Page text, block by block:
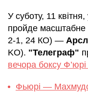
У суботу, 11
пройде масштабне
2-1, 24 КО) —
KO). "Телеграф"
вечора боксу
Фьюрі —